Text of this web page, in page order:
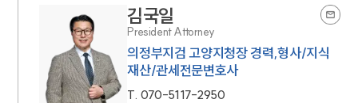
김국일
President Attorney
의정부지검 고양지청장 경력,형사/지식
재산/관세전문변호사
T. 070-5117-2950